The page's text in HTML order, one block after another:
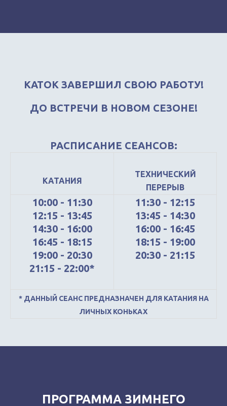
КАТОК ЗАВЕРШИЛ СВОЮ РАБОТУ!
ДО ВСТРЕЧИ В НОВОМ СЕЗОНЕ!
РАСПИСАНИЕ СЕАНСОВ:
КАТАНИЯ
ТЕХНИЧЕСКИЙ
ПЕРЕРЫВ
10:00 - 11:30
12:15 - 13:45
14:30 - 16:00
16:45 - 18:15
19:00 - 20:30
21:15 - 22:00*
11:30 - 12:15
13:45 - 14:30
16:00 - 16:45
18:15 - 19:00
20:30 - 21:15
* ДАННЫЙ СЕАНС ПРЕДНАЗНАЧЕН ДЛЯ КАТАНИЯ НА
ЛИЧНЫХ КОНЬКАХ
ПРОГРАММА ЗИМНЕГО